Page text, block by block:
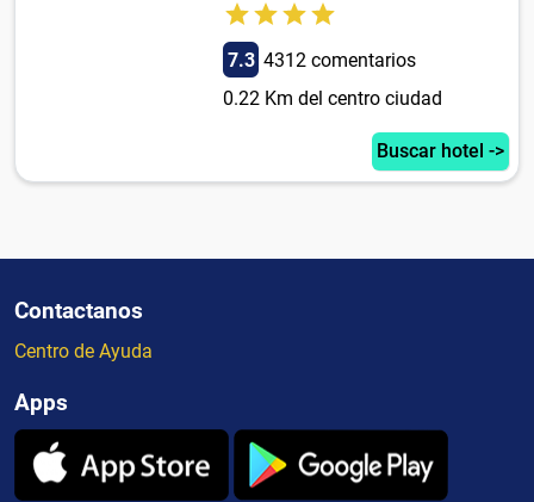
7.3 4312 comentarios
0.22 Km del centro ciudad
Buscar hotel ->
Contactanos
Centro de Ayuda
Apps